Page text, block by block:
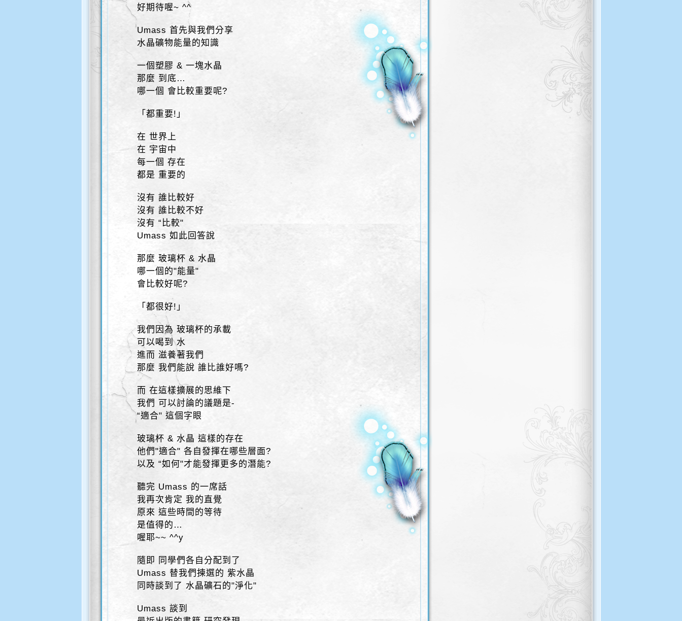
好期待喔~ ^^
Umass 首先與我們分享
水晶礦物能量的知識
一個塑膠 & 一塊水晶
那麼 到底…
哪一個 會比較重要呢?
「都重要!」
在 世界上
在 宇宙中
每一個 存在
都是 重要的
沒有 誰比較好
沒有 誰比較不好
沒有 “比較"
Umass 如此回答說
那麼 玻璃杯 & 水晶
哪一個的"能量"
會比較好呢?
「都很好!」
我們因為 玻璃杯的承載
可以喝到 水
進而 滋養著我們
那麼 我們能說 誰比誰好嗎?
而 在這樣擴展的思維下
我們 可以討論的議題是-
“適合" 這個字眼
玻璃杯 & 水晶 這樣的存在
他們"適合" 各自發揮在哪些層面?
以及 “如何"才能發揮更多的潛能?
聽完 Umass 的一席話
我再次肯定 我的直覺
原來 這些時間的等待
是值得的…
喔耶~~ ^^y
隨即 同學們各自分配到了
Umass 替我們揀選的 紫水晶
同時談到了 水晶礦石的"淨化"
Umass 談到